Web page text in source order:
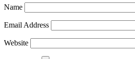
Name
Email Address
Website